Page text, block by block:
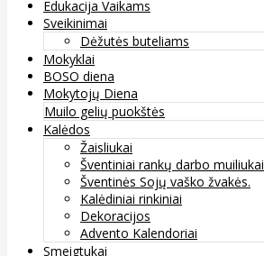
Edukacija Vaikams
Sveikinimai
Dėžutės buteliams
Mokyklai
BOSO diena
Mokytojų Diena
Muilo gelių puokštės
Kalėdos
Žaisliukai
Šventiniai rankų darbo muiliukai
Šventinės Sojų vaško žvakės.
Kalėdiniai rinkiniai
Dekoracijos
Advento Kalendoriai
Smeigtukai